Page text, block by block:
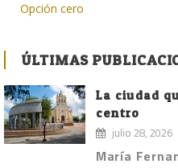
Opción cero
ÚLTIMAS
La ciudad
centro
julio 28, 2026
María